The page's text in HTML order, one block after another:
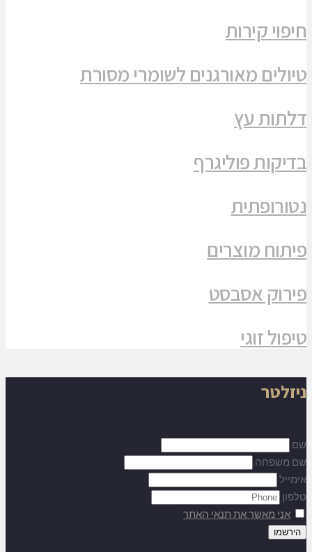
חיפוי קירות
טיולים מאורגנים לשומרי מסורת
דלתות עץ
בדיקות פוליגרף
נטורופתית
פיתוח מוצרים
פירוק אסבסט
טיפול זוגי
ניזלטר
שם
שם משפחה
אימייל
טלפון
אני מאשר את תנאי האתר